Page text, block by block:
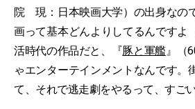
院 現：日本映画大学）の出身なの
画って基本どんよりしてるんですよ
活時代の作品だと、『豚と軍艦』（
ゃエンターテインメントなんです。
て、それで逃走劇をやるって、すごい